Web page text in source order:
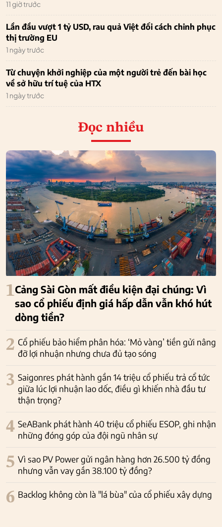
11 giờ trước
Lần đầu vượt 1 tỷ USD, rau quả Việt đổi cách chinh phục
thị trường EU
1 ngày trước
Từ chuyện khởi nghiệp của một người trẻ đến bài học
về sở hữu trí tuệ của HTX
1 ngày trước
Đọc nhiều
1Cảng Sài Gòn mất điều kiện đại chúng: Vì
sao cổ phiếu định giá hấp dẫn vẫn khó hút
dòng tiền?
2 Cổ phiếu bảo hiểm phân hóa: ‘Mỏ vàng’ tiền gửi nâng
đỡ lợi nhuận nhưng chưa đủ tạo sóng
3 Saigonres phát hành gần 14 triệu cổ phiếu trả cổ tức
giữa lúc lợi nhuận lao dốc, điều gì khiến nhà đầu tư
thận trọng?
4 SeABank phát hành 40 triệu cổ phiếu ESOP, ghi nhận
những đóng góp của đội ngũ nhân sự
5 Vì sao PV Power gửi ngân hàng hơn 26.500 tỷ đồng
nhưng vẫn vay gần 38.100 tỷ đồng?
6 Backlog không còn là "lá bùa" của cổ phiếu xây dựng